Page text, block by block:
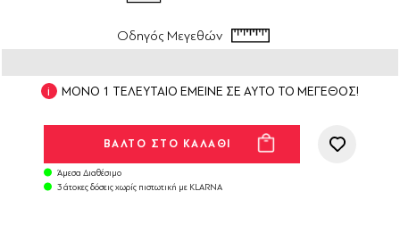
Οδηγός Μεγεθών
ΜΟΝΟ 1 ΤΕΛΕΥΤΑΙΟ ΕΜΕΙΝΕ ΣΕ ΑΥΤΟ ΤΟ ΜΕΓΕΘΟΣ!
Άμεσα Διαθέσιμο
3 άτοκες δόσεις χωρίς πιστωτική με KLARNA